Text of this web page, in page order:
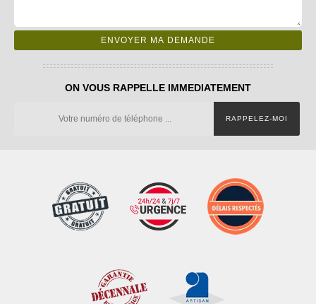
ON VOUS RAPPELLE IMMEDIATEMENT